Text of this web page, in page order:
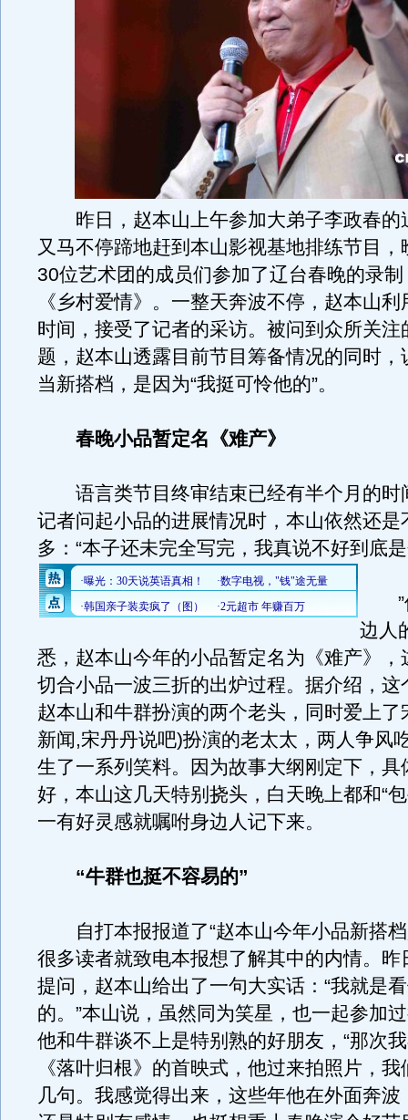
昨日，赵本山上午参加大弟子李政春的
又马不停蹄地赶到本山影视基地排练节目，
30位艺术团的成员们参加了辽台春晚的录
《乡村爱情》。一整天奔波不停，赵本山
时间，接受了记者的采访。被问到众所关注
题，赵本山透露目前节目筹备情况的同时，
当新搭档，是因为“我挺可怜他的”。
春晚小品暂定名《难产》
语言类节目终审结束已经有半个月的时
记者问起小品的进展情况时，本山依然还是
多：“本子还未完全写完，我真说不好到底
”
边人
悉，赵本山今年的小品暂定名为《难产》，
切合小品一波三折的出炉过程。据介绍，这
赵本山和牛群扮演的两个老头，同时爱上了
新闻,宋丹丹说吧)扮演的老太太，两人争风
生了一系列笑料。因为故事大纲刚定下，具
好，本山这几天特别挠头，白天晚上都和“
一有好灵感就嘱咐身边人记下来。
“牛群也挺不容易的”
自打本报报道了“赵本山今年小品新搭档
很多读者就致电本报想了解其中的内情。昨
提问，赵本山给出了一句大实话：“我就是
的。”本山说，虽然同为笑星，也一起参加
他和牛群谈不上是特别熟的好朋友，“那次
《落叶归根》的首映式，他过来拍照片，
几句。我感觉得出来，这些年他在外面奔波